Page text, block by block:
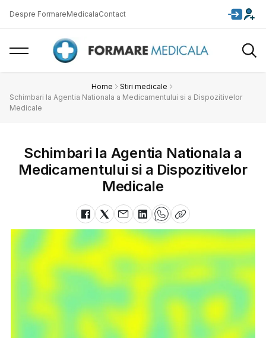
Despre FormareMedicalaContact
Home
Stiri medicale
Schimbari la Agentia Nationala a Medicamentului si a Dispozitivelor
Medicale
Schimbari la Agentia Nationala a
Medicamentului si a Dispozitivelor
Medicale